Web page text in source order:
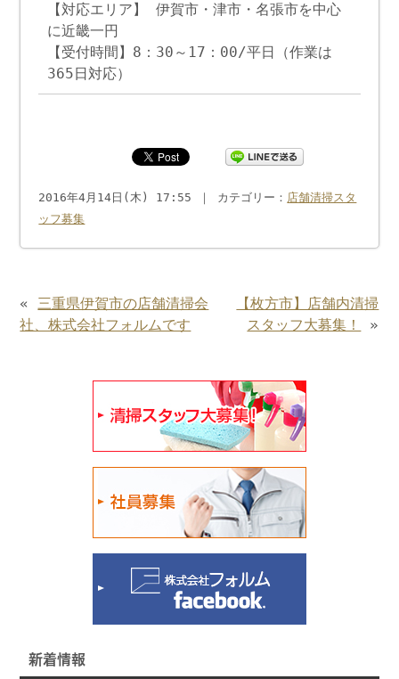
【対応エリア】 伊賀市・津市・名張市を中心
に近畿一円
【受付時間】8：30～17：00/平日（作業は
365日対応）
2016年4月14日(木) 17:55 ｜ カテゴリー： 店舗清掃スタ
ッフ募集
«三重県伊賀市の店舗清掃会
社、株式会社フォルムです
【枚方市】店舗内清掃
スタッフ大募集！
»
新着情報